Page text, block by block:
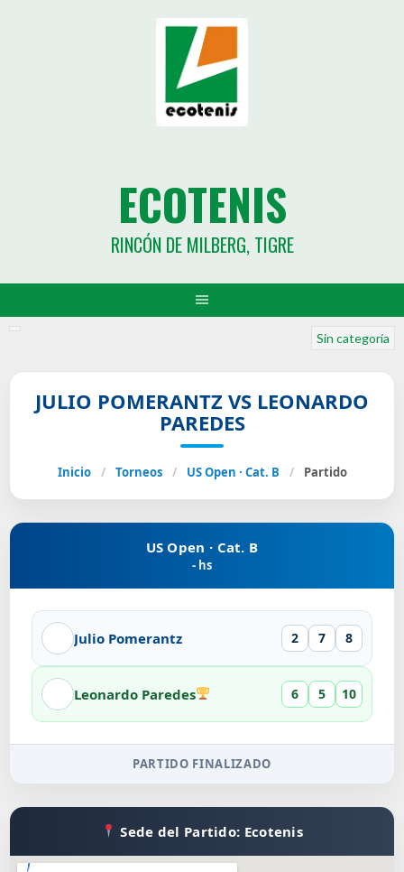
ECOTENIS
RINCÓN DE MILBERG, TIGRE
Sin categoría
JULIO POMERANTZ VS LEONARDO
PAREDES
Inicio / Torneos / US Open · Cat. B / Partido
US Open · Cat. B
- hs
Julio Pomerantz 2 7 8
Leonardo Paredes 6 5 10
PARTIDO FINALIZADO
Sede del Partido: Ecotenis